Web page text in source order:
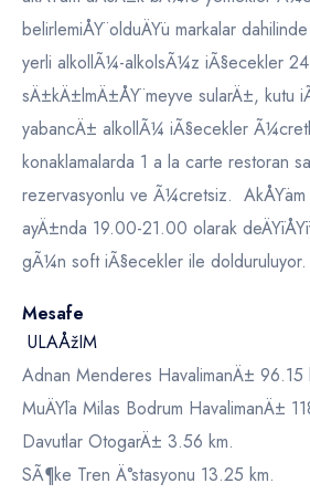
belirlemiÅŸ olduÄŸu markalar
yerli alkollÃ¼-alkolsÃ¼z iÃ§ecekler
sÄ±kÄ±lmÄ±ÅŸ meyve sularÄ±, kutu
yabancÄ± alkollÃ¼ iÃ§ecekler
konaklamalarda 1 a la carte restoran
rezervasyonlu ve Ã¼cretsiz. AkÅŸam
ayÄ±nda 19.00-21.00 olarak
gÃ¼n soft iÃ§ecekler ile dolduruluyor.
Mesafe
ULAÅžIM
Adnan Menderes HavalimanÄ± 96.15
MuÄŸla Milas Bodrum HavalimanÄ±
Davutlar OtogarÄ± 3.56 km.
SÃ¶ke Tren Ä°stasyonu 13.25 km.